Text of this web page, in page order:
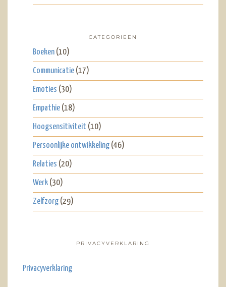
CATEGORIEEN
Boeken (10)
Communicatie (17)
Emoties (30)
Empathie (18)
Hoogsensitiviteit (10)
Persoonlijke ontwikkeling (46)
Relaties (20)
Werk (30)
Zelfzorg (29)
PRIVACYVERKLARING
Privacyverklaring